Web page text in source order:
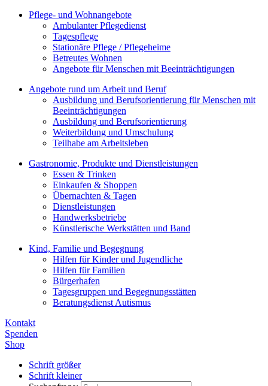
Pflege- und Wohnangebote
Ambulanter Pflegedienst
Tagespflege
Stationäre Pflege / Pflegeheime
Betreutes Wohnen
Angebote für Menschen mit Beeinträchtigungen
Angebote rund um Arbeit und Beruf
Ausbildung und Berufsorientierung für Menschen mit
Beeinträchtigungen
Ausbildung und Berufsorientierung
Weiterbildung und Umschulung
Teilhabe am Arbeitsleben
Gastronomie, Produkte und Dienstleistungen
Essen & Trinken
Einkaufen & Shoppen
Übernachten & Tagen
Dienstleistungen
Handwerksbetriebe
Künstlerische Werkstätten und Band
Kind, Familie und Begegnung
Hilfen für Kinder und Jugendliche
Hilfen für Familien
Bürgerhafen
Tagesgruppen und Begegnungsstätten
Beratungsdienst Autismus
Kontakt
Spenden
Shop
Schrift größer
Schrift kleiner